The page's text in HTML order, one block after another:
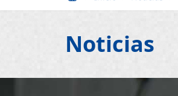
Noticias